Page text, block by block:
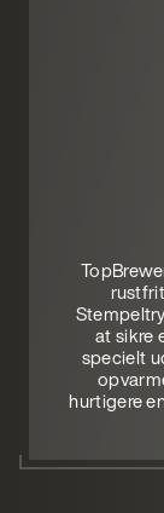
at sikre
specielt
hurtigere